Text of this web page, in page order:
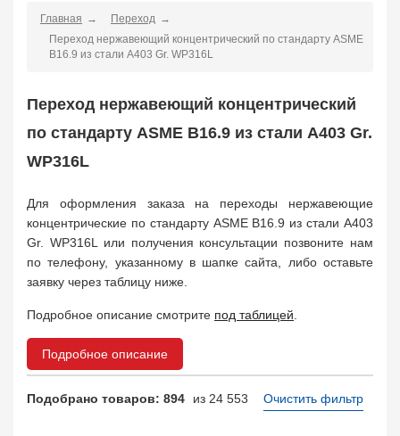
Крестовина 361
Переходник понижающий
Заглушка, крышка 1708
Пробка 72
Втулка, футорка
Седло 211
Днище 11832
Втулка для фланца 698
Заказать в 1 клик
Главная
Переход
Переход нержавеющий концентрический по стандарту ASME
B16.9 из стали A403 Gr. WP316L
Переход нержавеющий концентрический
по стандарту ASME B16.9 из стали A403 Gr.
WP316L
Для оформления заказа на переходы нержавеющие
концентрические по стандарту ASME B16.9 из стали A403
Gr. WP316L или получения консультации позвоните нам
по телефону, указанному в шапке сайта, либо оставьте
заявку через таблицу ниже.
Подробное описание смотрите под таблицей
Подробное описание
Подобрано товаров: 894 из 24 553 Очистить фильтр